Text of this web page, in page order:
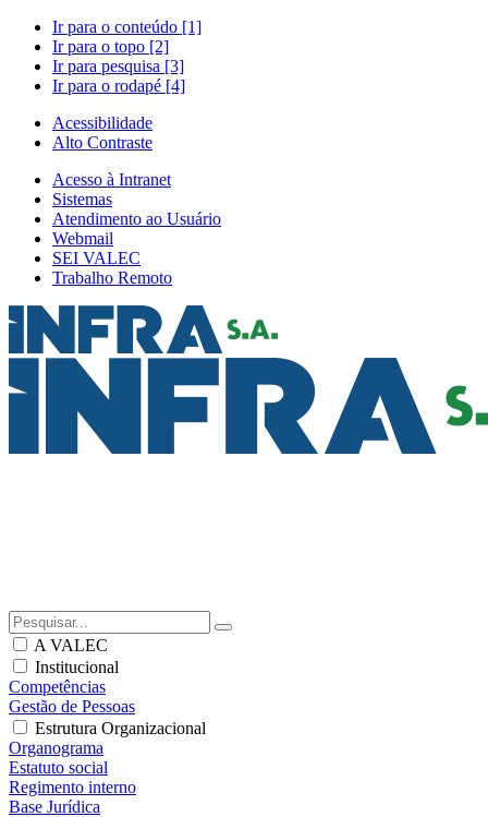
Ir para o conteúdo [1]
Ir para o topo [2]
Ir para pesquisa [3]
Ir para o rodapé [4]
Acessibilidade
Alto Contraste
Acesso à Intranet
Sistemas
Atendimento ao Usuário
Webmail
SEI VALEC
Trabalho Remoto
A VALEC
Institucional
Competências
Gestão de Pessoas
Estrutura Organizacional
Organograma
Estatuto social
Regimento interno
Base Jurídica